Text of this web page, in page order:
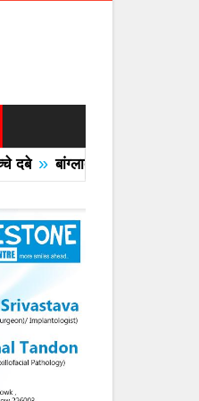
» बांग्लादेश का एयरफोर्स का F -7